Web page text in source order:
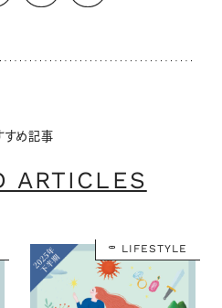
すめ記事
ARTICLES
LIFESTYLE